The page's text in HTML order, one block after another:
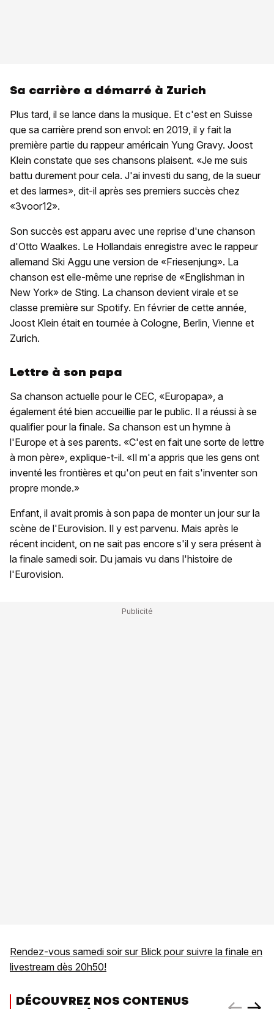
Sa carrière a démarré à Zurich
Plus tard, il se lance dans la musique. Et c'est en Suisse
que sa carrière prend son envol: en 2019, il y fait la
première partie du rappeur américain Yung Gravy. Joost
Klein constate que ses chansons plaisent. «Je me suis
battu durement pour cela. J'ai investi du sang, de la sueur
et des larmes», dit-il après ses premiers succès chez
«3voor12».
Son succès est apparu avec une reprise d'une chanson
d'Otto Waalkes. Le Hollandais enregistre avec le rappeur
allemand Ski Aggu une version de «Friesenjung». La
chanson est elle-même une reprise de «Englishman in
New York» de Sting. La chanson devient virale et se
classe première sur Spotify. En février de cette année,
Joost Klein était en tournée à Cologne, Berlin, Vienne et
Zurich.
Lettre à son papa
Sa chanson actuelle pour le CEC, «Europapa», a
également été bien accueillie par le public. Il a réussi à se
qualifier pour la finale. Sa chanson est un hymne à
l'Europe et à ses parents. «C'est en fait une sorte de lettre
à mon père», explique-t-il. «Il m'a appris que les gens ont
inventé les frontières et qu'on peut en fait s'inventer son
propre monde.»
Enfant, il avait promis à son papa de monter un jour sur la
scène de l'Eurovision. Il y est parvenu. Mais après le
récent incident, on ne sait pas encore s'il y sera présent à
la finale samedi soir. Du jamais vu dans l'histoire de
l'Eurovision.
Rendez-vous samedi soir sur Blick pour suivre la finale en
livestream dès 20h50!
DÉCOUVREZ NOS CONTENUS